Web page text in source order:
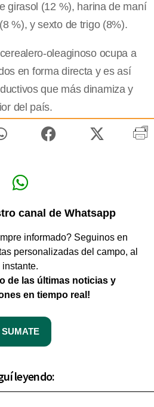
girasol (12 %), harina de maní
%), y sexto de trigo (8%).
oleaginoso ocupa a
en forma directa y es así
que más dinamiza y
del país.
canal de Whatsapp
informado? Seguinos en
personalizadas del campo, al
instante.
de las últimas noticias y
en tiempo real!
SUMATE
leyendo: